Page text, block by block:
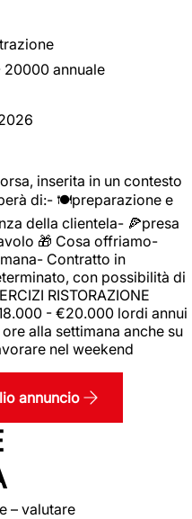
20000 annuale
inserita in un contesto
di:- 🍽️preparazione e
della clientela- 🍕presa
🎁 Cosa offriamo-
Contratto in
con possibilità di
RISTORAZIONE
- €20.000 lordi annui
alla settimana anche su
nel weekend
annuncio
– valutare